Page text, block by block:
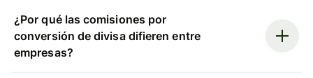
¿Por qué las comisiones por
conversión de divisa difieren entre
empresas?